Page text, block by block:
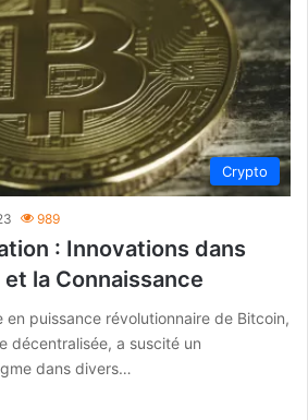
Crypto
989
: Innovations dans
et la Connaissance
puissance révolutionnaire de Bitcoin,
décentralisée, a suscité un
dans divers…